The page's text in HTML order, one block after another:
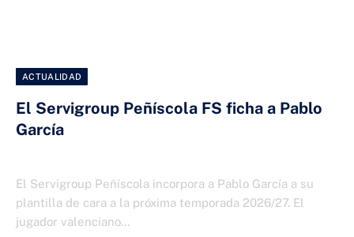
ACTUALIDAD
El Servigroup Peñíscola FS ficha a Pablo
García
El Servigroup Peñíscola incorpora a Pablo García a su
plantilla de cara a la próxima temporada 2026/27. El
jugador valenciano…